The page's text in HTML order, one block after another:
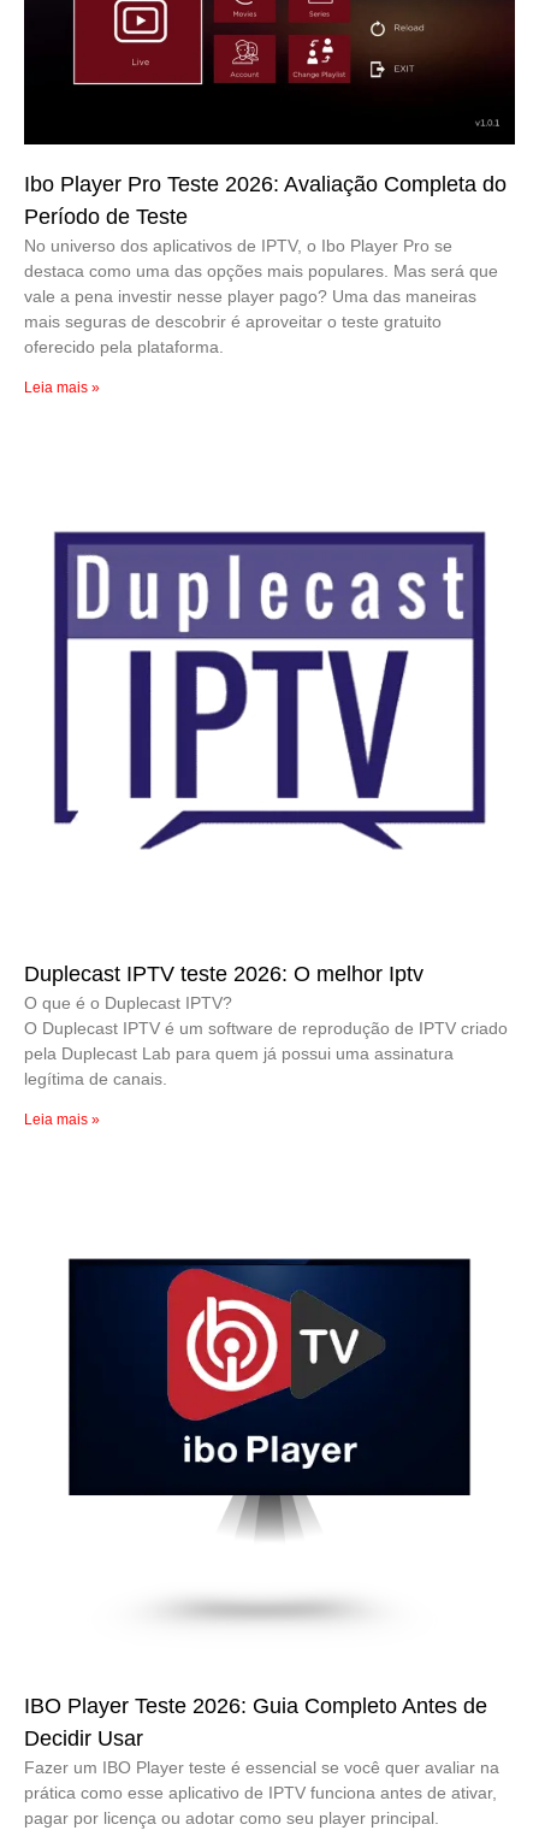
Ibo Player Pro Teste 2026: Avaliação Completa do
Período de Teste
No universo dos aplicativos de IPTV, o Ibo Player Pro se
destaca como uma das opções mais populares. Mas será que
vale a pena investir nesse player pago? Uma das maneiras
mais seguras de descobrir é aproveitar o teste gratuito
oferecido pela plataforma.
Leia mais »
Duplecast IPTV teste 2026: O melhor Iptv
O que é o Duplecast IPTV?
O Duplecast IPTV é um software de reprodução de IPTV criado
pela Duplecast Lab para quem já possui uma assinatura
legítima de canais.
Leia mais »
IBO Player Teste 2026: Guia Completo Antes de
Decidir Usar
Fazer um IBO Player teste é essencial se você quer avaliar na
prática como esse aplicativo de IPTV funciona antes de ativar,
pagar por licença ou adotar como seu player principal.